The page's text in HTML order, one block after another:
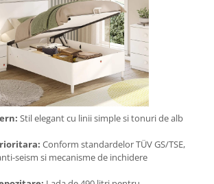
Stil elegant cu linii simple si tonuri de alb
Conform standardelor TÜV GS/TSE,
seism si mecanisme de inchidere